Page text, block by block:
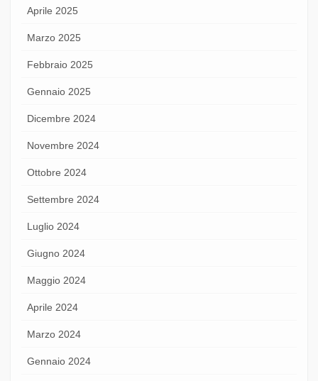
Aprile 2025
Marzo 2025
Febbraio 2025
Gennaio 2025
Dicembre 2024
Novembre 2024
Ottobre 2024
Settembre 2024
Luglio 2024
Giugno 2024
Maggio 2024
Aprile 2024
Marzo 2024
Gennaio 2024